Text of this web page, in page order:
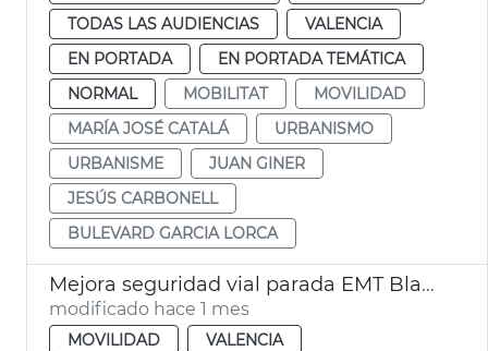
TODAS LAS AUDIENCIAS
VALENCIA
EN PORTADA
EN PORTADA TEMÁTICA
NORMAL
MOBILITAT
MOVILIDAD
MARÍA JOSÉ CATALÁ
URBANISMO
URBANISME
JUAN GINER
JESÚS CARBONELL
BULEVARD GARCIA LORCA
Mejora seguridad vial parada EMT Blasco Ibáñez Cronista Almela i Vives
modificado hace 1 mes
MOVILIDAD
VALENCIA